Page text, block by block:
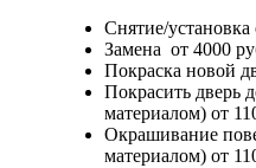
Снятие/установка
Замена от 4000
Покраска новой
Покрасить дверь
материалом) от
Окрашивание
материалом) от